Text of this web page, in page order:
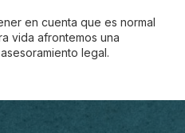
en cuenta que es normal
vida afrontemos una
legal.